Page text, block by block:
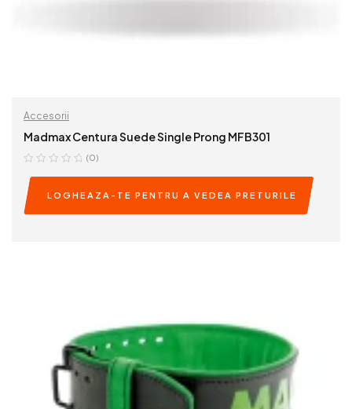
Accesorii
Madmax Centura Suede Single Prong MFB301
(0)
LOGHEAZA-TE PENTRU A VEDEA PRETURILE